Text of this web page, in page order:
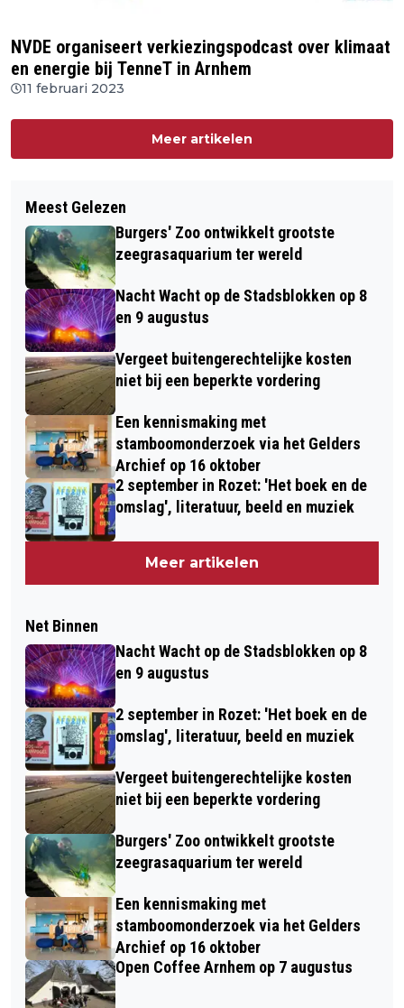
NVDE organiseert verkiezingspodcast over klimaat
en energie bij TenneT in Arnhem
11 februari 2023
Meer artikelen
Meest Gelezen
Burgers' Zoo ontwikkelt grootste
zeegrasaquarium ter wereld
Nacht Wacht op de Stadsblokken op 8
en 9 augustus
Vergeet buitengerechtelijke kosten
niet bij een beperkte vordering
Een kennismaking met
stamboomonderzoek via het Gelders
Archief op 16 oktober
2 september in Rozet: 'Het boek en de
omslag', literatuur, beeld en muziek
Meer artikelen
Net Binnen
Nacht Wacht op de Stadsblokken op 8
en 9 augustus
2 september in Rozet: 'Het boek en de
omslag', literatuur, beeld en muziek
Vergeet buitengerechtelijke kosten
niet bij een beperkte vordering
Burgers' Zoo ontwikkelt grootste
zeegrasaquarium ter wereld
Een kennismaking met
stamboomonderzoek via het Gelders
Archief op 16 oktober
Open Coffee Arnhem op 7 augustus